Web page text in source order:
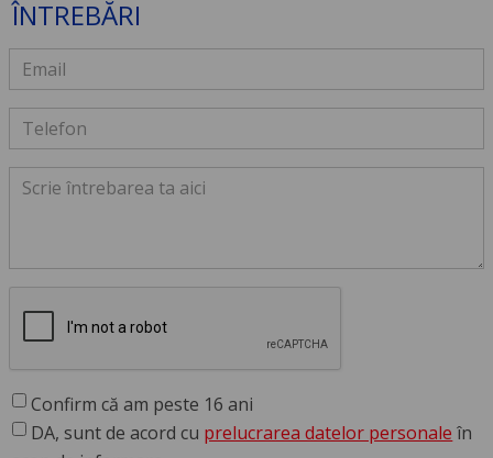
ÎNTREBĂRI
Confirm că am peste 16 ani
DA, sunt de acord cu prelucrarea datelor personale în